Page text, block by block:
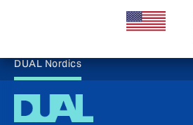
DUAL Nordics